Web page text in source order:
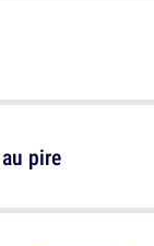
pire